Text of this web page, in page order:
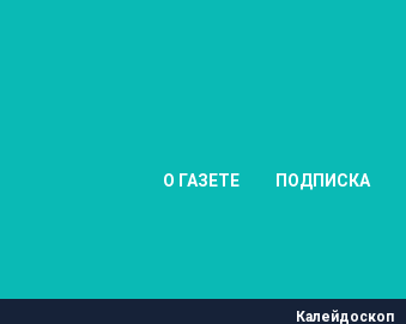
О ГАЗЕТЕ ПОДПИСКА
Калейдоскоп